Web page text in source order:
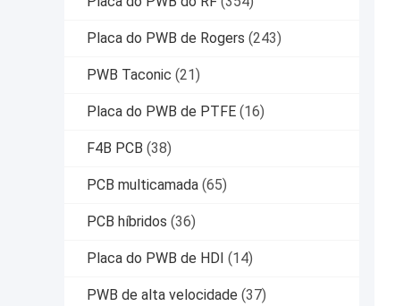
Placa do PWB de Rogers (243)
PWB Taconic (21)
Placa do PWB de PTFE (16)
F4B PCB (38)
PCB multicamada (65)
PCB híbridos (36)
Placa do PWB de HDI (14)
PWB de alta velocidade (37)